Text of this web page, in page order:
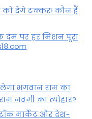
को देंगे टक्कर! कौन हैं
दम पर हर मिशन पूरा
भगवान राम का
नवमी का त्योहार?
मार्केट और देश-